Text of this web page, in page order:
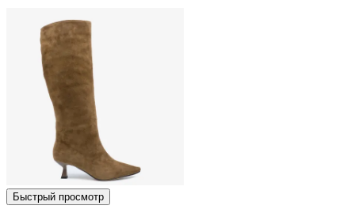
Быстрый просмотр